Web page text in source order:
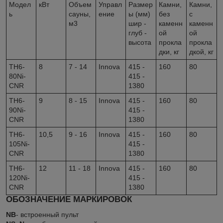
Модел
ь
кВт
Объем
сауны,
м3
Управл
ение
Размер
ы (мм)
шир -
глуб -
высота
Камни,
без
каменн
ой
прокла
дки, кг
Камни,
с
каменн
ой
прокла
дкой, кг
TH6-
80Ni-
CNR
8 7 - 14 Innova
415 -
415 -
1380
160 80
TH6-
90Ni-
CNR
9 8 - 15 Innova
415 -
415 -
1380
160 80
TH6-
105Ni-
CNR
10,5 9 - 16 Innova
415 -
415 -
1380
160 80
TH6-
120Ni-
CNR
12 11 - 18 Innova
415 -
415 -
1380
160 80
ОБОЗНАЧЕНИЕ МАРКИРОВОК
NB- встроенный пульт